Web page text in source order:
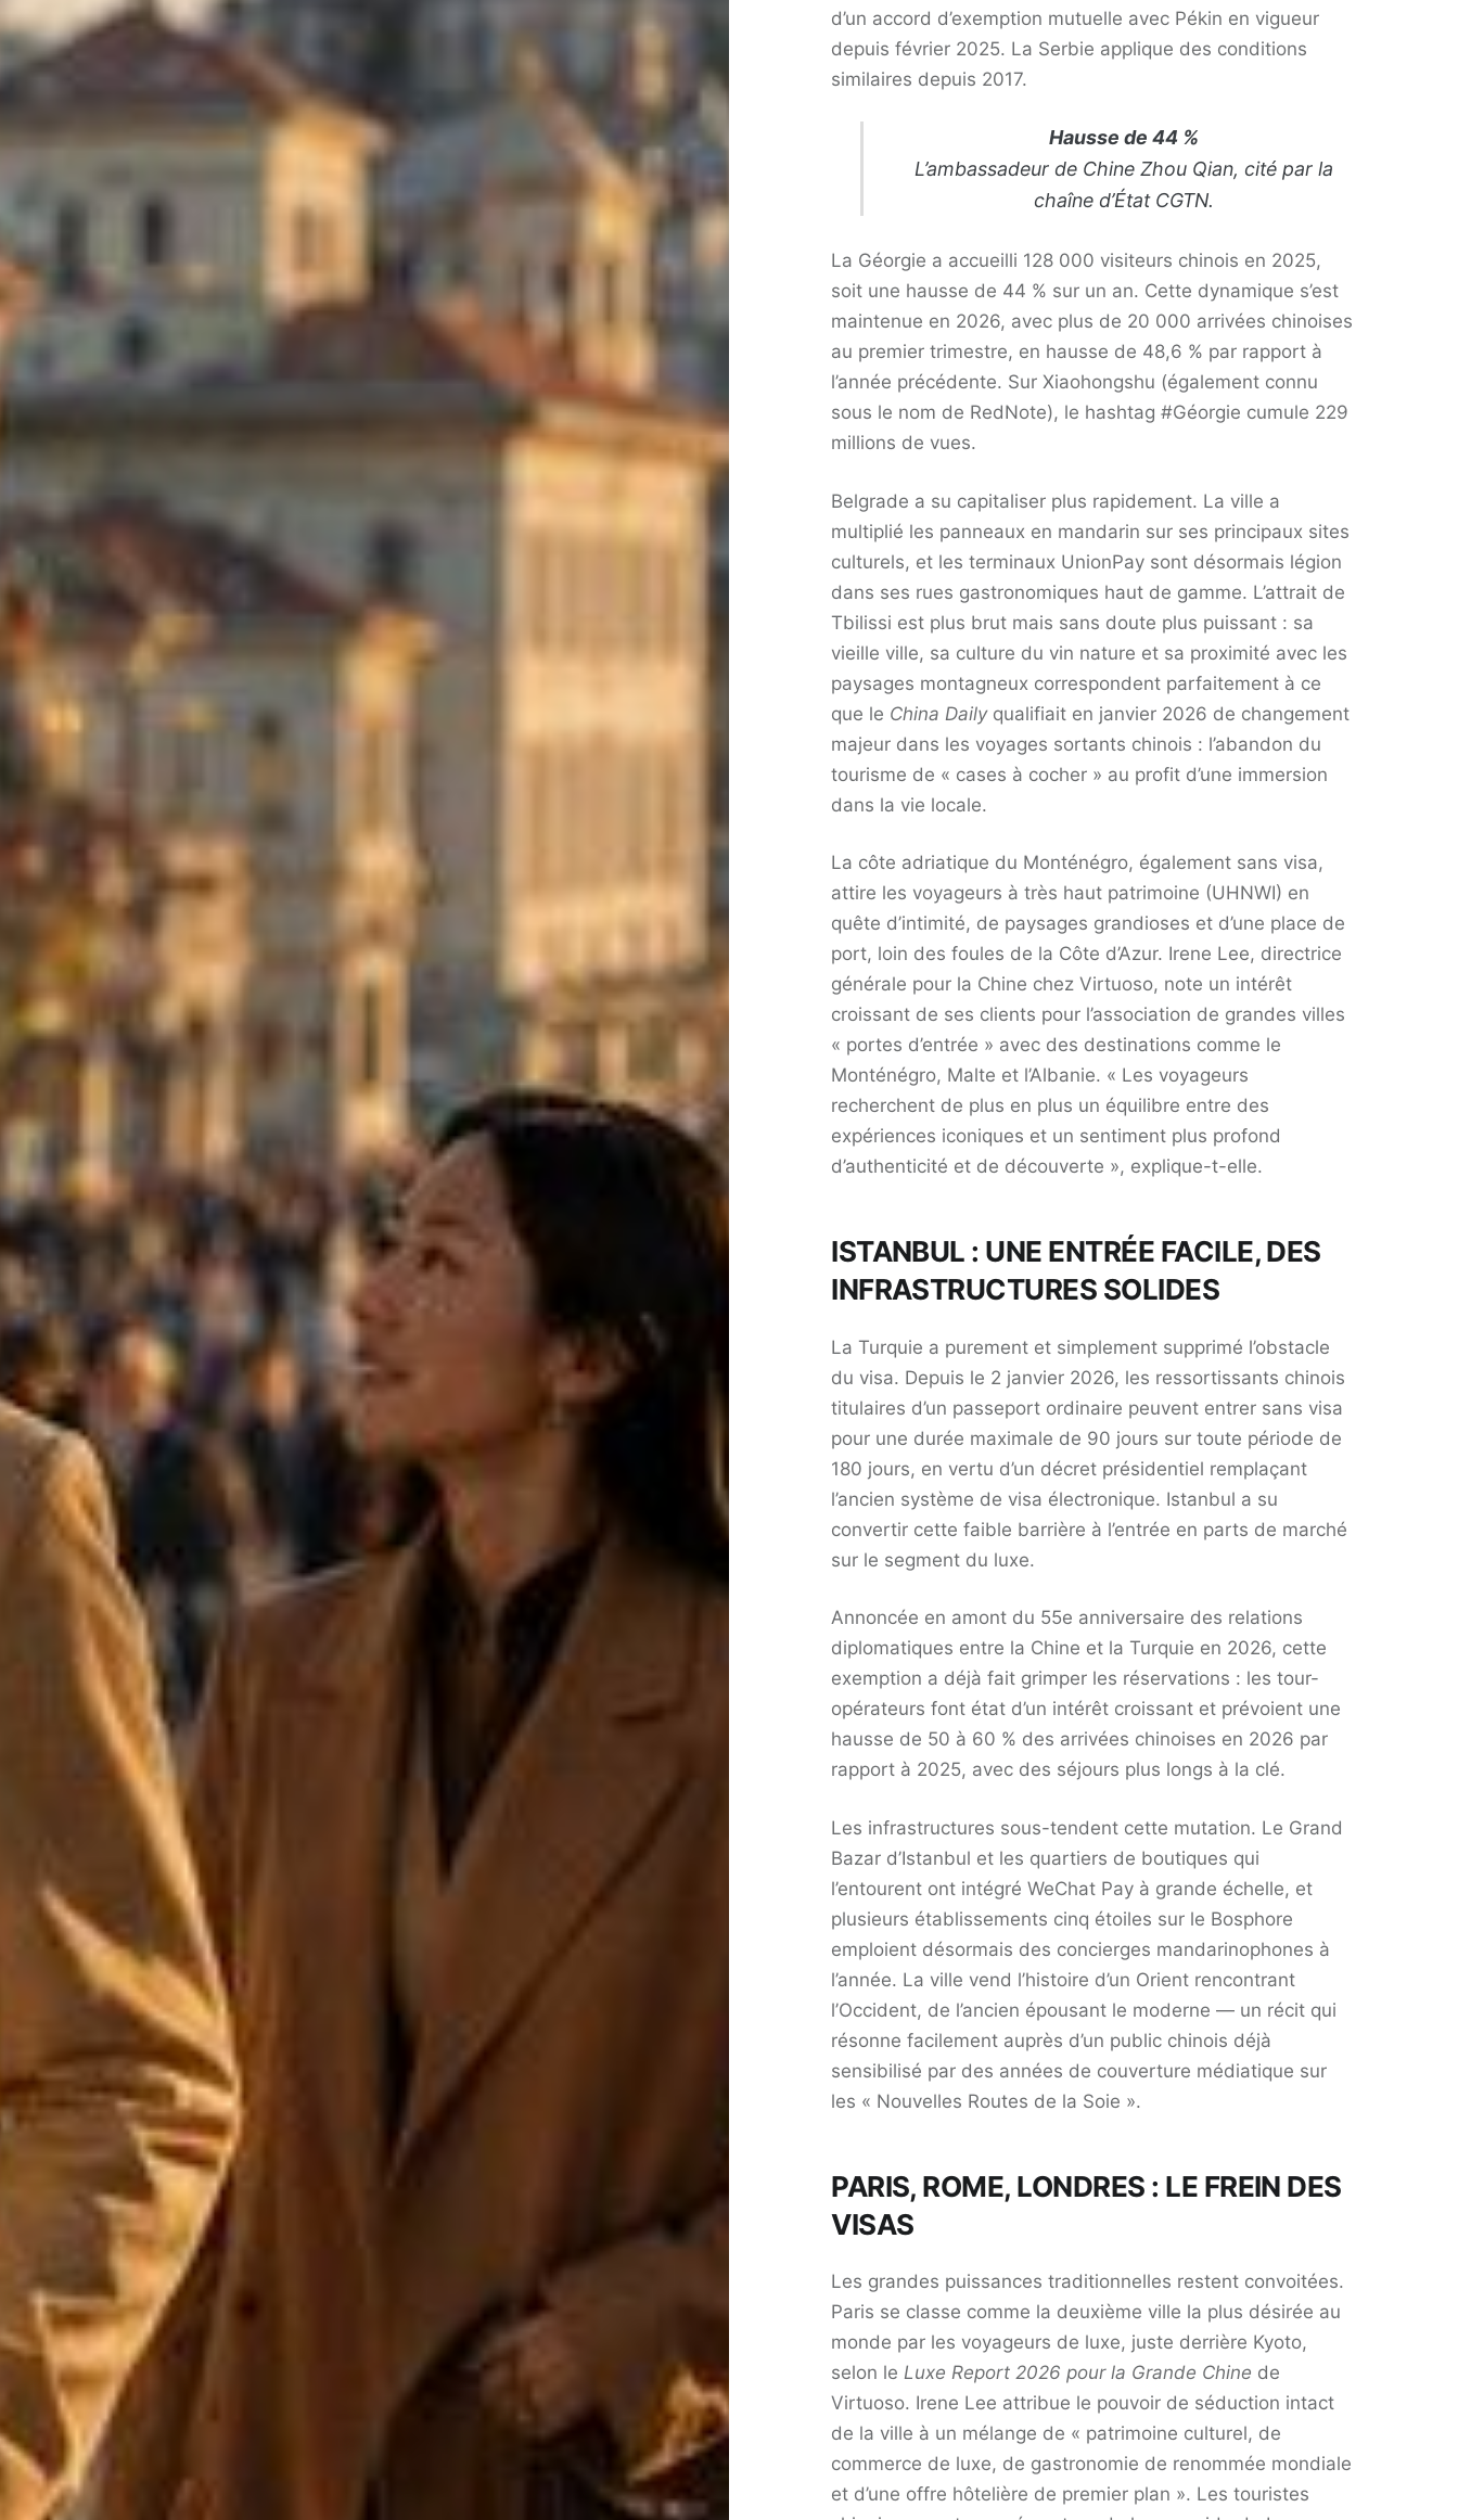
d’un accord d’exemption mutuelle avec Pékin en vigueur
depuis février 2025. La Serbie applique des conditions
similaires depuis 2017.
Hausse de 44 %
L’ambassadeur de Chine Zhou Qian, cité par la
chaîne d’État CGTN.
La Géorgie a accueilli 128 000 visiteurs chinois en 2025,
soit une hausse de 44 % sur un an. Cette dynamique s’est
maintenue en 2026, avec plus de 20 000 arrivées chinoises
au premier trimestre, en hausse de 48,6 % par rapport à
l’année précédente. Sur Xiaohongshu (également connu
sous le nom de RedNote), le hashtag #Géorgie cumule 229
millions de vues.
Belgrade a su capitaliser plus rapidement. La ville a
multiplié les panneaux en mandarin sur ses principaux sites
culturels, et les terminaux UnionPay sont désormais légion
dans ses rues gastronomiques haut de gamme. L’attrait de
Tbilissi est plus brut mais sans doute plus puissant : sa
vieille ville, sa culture du vin nature et sa proximité avec les
paysages montagneux correspondent parfaitement à ce
que le China Dailyqualifiait en janvier 2026 de changement
majeur dans les voyages sortants chinois : l’abandon du
tourisme de « cases à cocher » au profit d’une immersion
dans la vie locale.
La côte adriatique du Monténégro, également sans visa,
attire les voyageurs à très haut patrimoine (UHNWI) en
quête d’intimité, de paysages grandioses et d’une place de
port, loin des foules de la Côte d’Azur. Irene Lee, directrice
générale pour la Chine chez Virtuoso, note un intérêt
croissant de ses clients pour l’association de grandes villes
« portes d’entrée » avec des destinations comme le
Monténégro, Malte et l’Albanie. « Les voyageurs
recherchent de plus en plus un équilibre entre des
expériences iconiques et un sentiment plus profond
d’authenticité et de découverte », explique-t-elle.
ISTANBUL : UNE ENTRÉE FACILE, DES
INFRASTRUCTURES SOLIDES
La Turquie a purement et simplement supprimé l’obstacle
du visa. Depuis le 2 janvier 2026, les ressortissants chinois
titulaires d’un passeport ordinaire peuvent entrer sans visa
pour une durée maximale de 90 jours sur toute période de
180 jours, en vertu d’un décret présidentiel remplaçant
l’ancien système de visa électronique. Istanbul a su
convertir cette faible barrière à l’entrée en parts de marché
sur le segment du luxe.
Annoncée en amont du 55e anniversaire des relations
diplomatiques entre la Chine et la Turquie en 2026, cette
exemption a déjà fait grimper les réservations : les tour-
opérateurs font état d’un intérêt croissant et prévoient une
hausse de 50 à 60 % des arrivées chinoises en 2026 par
rapport à 2025, avec des séjours plus longs à la clé.
Les infrastructures sous-tendent cette mutation. Le Grand
Bazar d’Istanbul et les quartiers de boutiques qui
l’entourent ont intégré WeChat Pay à grande échelle, et
plusieurs établissements cinq étoiles sur le Bosphore
emploient désormais des concierges mandarinophones à
l’année. La ville vend l’histoire d’un Orient rencontrant
l’Occident, de l’ancien épousant le moderne — un récit qui
résonne facilement auprès d’un public chinois déjà
sensibilisé par des années de couverture médiatique sur
les « Nouvelles Routes de la Soie ».
PARIS, ROME, LONDRES : LE FREIN DES
VISAS
Les grandes puissances traditionnelles restent convoitées.
Paris se classe comme la deuxième ville la plus désirée au
monde par les voyageurs de luxe, juste derrière Kyoto,
selon leLuxe Report 2026 pour la Grande Chine de
Virtuoso. Irene Lee attribue le pouvoir de séduction intact
de la ville à un mélange de « patrimoine culturel, de
commerce de luxe, de gastronomie de renommée mondiale
et d’une offre hôtelière de premier plan ». Les touristes